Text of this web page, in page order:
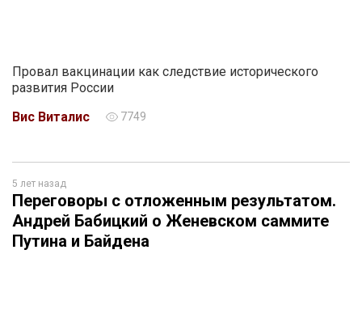
Провал вакцинации как следствие исторического
развития России
Вис Виталис
7749
5 лет назад
Переговоры с отложенным результатом.
Андрей Бабицкий о Женевском саммите
Путина и Байдена